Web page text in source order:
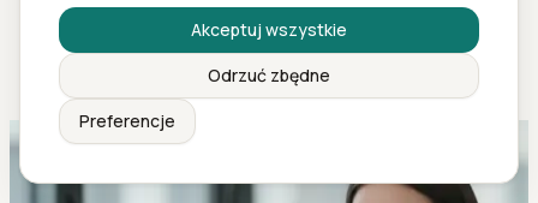
Akceptuj wszystkie
Odrzuć zbędne
Preferencje